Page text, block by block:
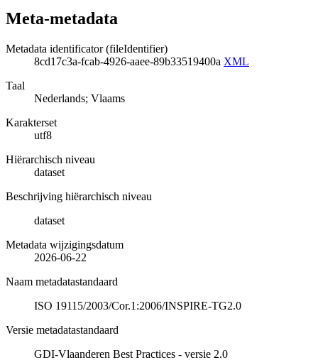
Meta-metadata
Metadata identificator (fileIdentifier)
8cd17c3a-fcab-4926-aaee-89b33519400a XML
Taal
Nederlands; Vlaams
Karakterset
utf8
Hiërarchisch niveau
dataset
Beschrijving hiërarchisch niveau
dataset
Metadata wijzigingsdatum
2026-06-22
Naam metadatastandaard
ISO 19115/2003/Cor.1:2006/INSPIRE-TG2.0
Versie metadatastandaard
GDI-Vlaanderen Best Practices - versie 2.0